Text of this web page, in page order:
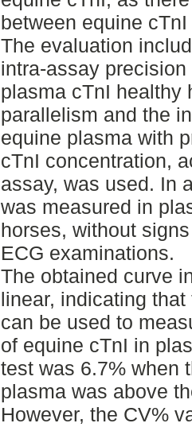
between equine
The evaluation
intra-assay
plasma cTnI healthy
parallelism and the
equine plasma with
cTnI concentration,
assay, was used. In
was measured in
horses, without
ECG examinations.
The obtained curve
linear, indicating
can be used to
of equine cTnI in
test was 6.7% when
plasma was above
However, the CV%